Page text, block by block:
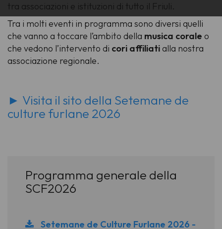
tra associazioni e istituzioni di tutto il Friuli.
Tra i molti eventi in programma sono diversi quelli
che vanno a toccare l’ambito della musica corale o
che vedono l’intervento di cori affiliatialla nostra
associazione regionale.
► Visita il sito della Setemane de
culture furlane 2026
Programma generale della
SCF2026
Setemane de Culture Furlane 2026 -